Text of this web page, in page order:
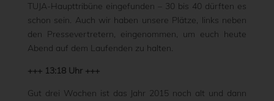
TUJA-Haupttribüne eingefunden – 30 bis 40 dürften es
schon sein. Auch wir haben unsere Plätze, links neben
den Pressevertretern, eingenommen, um euch heute
Abend auf dem Laufenden zu halten.
+++ 13:18 Uhr +++
Gut drei Wochen ist das Jahr 2015 noch alt und dann